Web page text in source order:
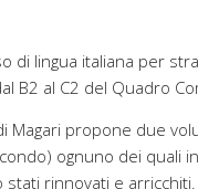
di lingua italiana per
B2 al C2 del Quadro
Magari propone due
ognuno dei quali
rinnovati e